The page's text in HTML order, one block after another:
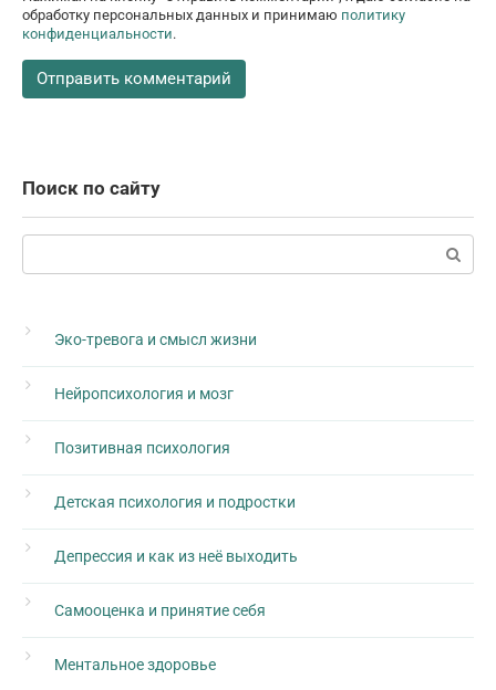
обработку персональных данных и принимаю политику
конфиденциальности.
Поиск по сайту
Поиск:
Эко-тревога и смысл жизни
Нейропсихология и мозг
Позитивная психология
Детская психология и подростки
Депрессия и как из неё выходить
Самооценка и принятие себя
Ментальное здоровье